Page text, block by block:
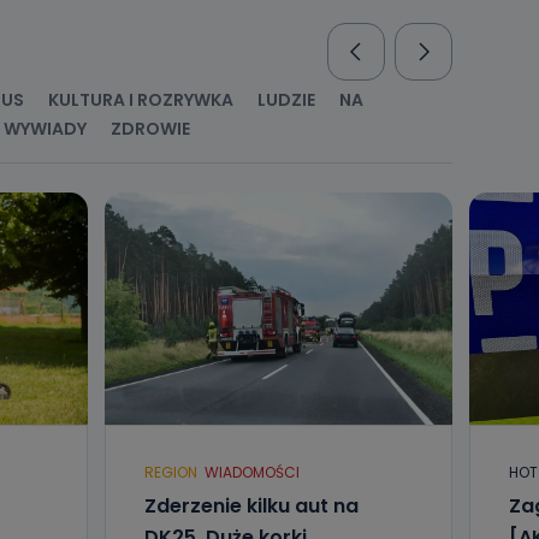
KULTURA I ROZRYWKA LUDZIE
NA
WYWIADY ZDROWIE
REGION WIADOMOŚCI
Zderzenie kilku aut na
HOT